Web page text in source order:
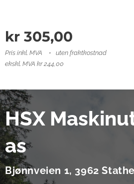
kr 305,00
Pris inkl. MVA
uten fraktkostnad
ekskl. MVA kr 244,00
HSX
as
Bjønnveien 1, 3962